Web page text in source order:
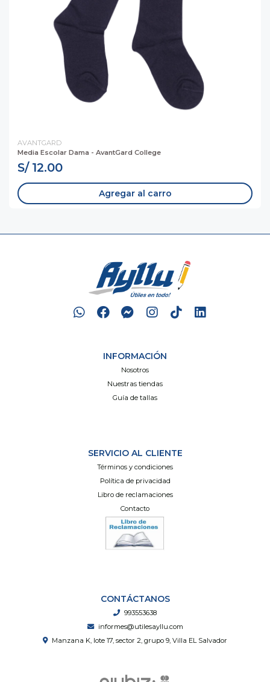
AVANTGARD
Media Escolar Dama - AvantGard College
S/ 12.00
Agregar al carro
INFORMACIÓN
Nosotros
Nuestras tiendas
Guía de tallas
SERVICIO AL CLIENTE
Términos y condiciones
Política de privacidad
Libro de reclamaciones
Contacto
CONTÁCTANOS
993553638
informes@utilesayllu.com
Manzana K, lote 17, sector 2, grupo 9, Villa EL Salvador